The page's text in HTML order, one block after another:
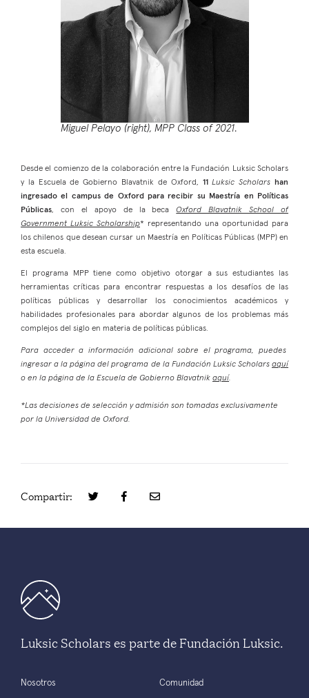
Miguel Pelayo (right), MPP Class of 2021.
Desde el comienzo de la colaboración entre la Fundación Luksic Scholars
y la Escuela de Gobierno Blavatnik de Oxford, 11Luksic Scholars han
ingresado el campus de Oxford para recibir su Maestría en Políticas
Públicas, con el apoyo de la becaOxford Blavatnik School of
Government Luksic Scholarship* representando una oportunidad para
los chilenos que desean cursar un Maestría en Políticas Públicas (MPP) en
esta escuela.
El programa MPP tiene como objetivo otorgar a sus estudiantes las
herramientas críticas para encontrar respuestas a los desafíos de las
políticas públicas y desarrollar los conocimientos académicos y
habilidades profesionales para abordar algunos de los problemas más
complejos del siglo en materia de políticas públicas.
Para acceder a información adicional sobre el programa, puedes
ingresar a la página del programa de la Fundación Luksic Scholars aquí
o en la página de la Escuela de Gobierno Blavatnik aquí.
*Las decisiones de selección y admisión son tomadas exclusivamente
por la Universidad de Oxford.
Compartir:
Luksic Scholars es parte de Fundación Luksic.
Nosotros Comunidad